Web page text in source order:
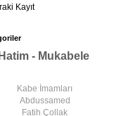
Kayıt
- Mukabele
Kabe İmamları
Abdussamed
Fatih Çollak